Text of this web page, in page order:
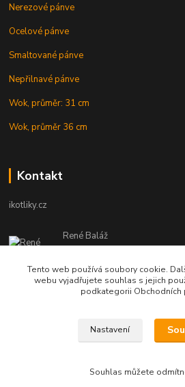
Nerezové pánve
Ocelové pánve
Smaltované pánve
Nepřilnavé pánve
Wok, průměr: 31 cm
Wok, průměr 36 cm
Kontakt
ikotliky.cz
René Baláž
Eshop: +421 902
od 8:00 - do 16:00 hod
info@ikotliky.cz
Copyright © 2014-2020 IKOTLIKY.CZ,
Tento web používá soubory cookie.
webu vyjadřujete souhlas s jejich
podkategorii Obchodních
Nastavení
Souhlas můžete